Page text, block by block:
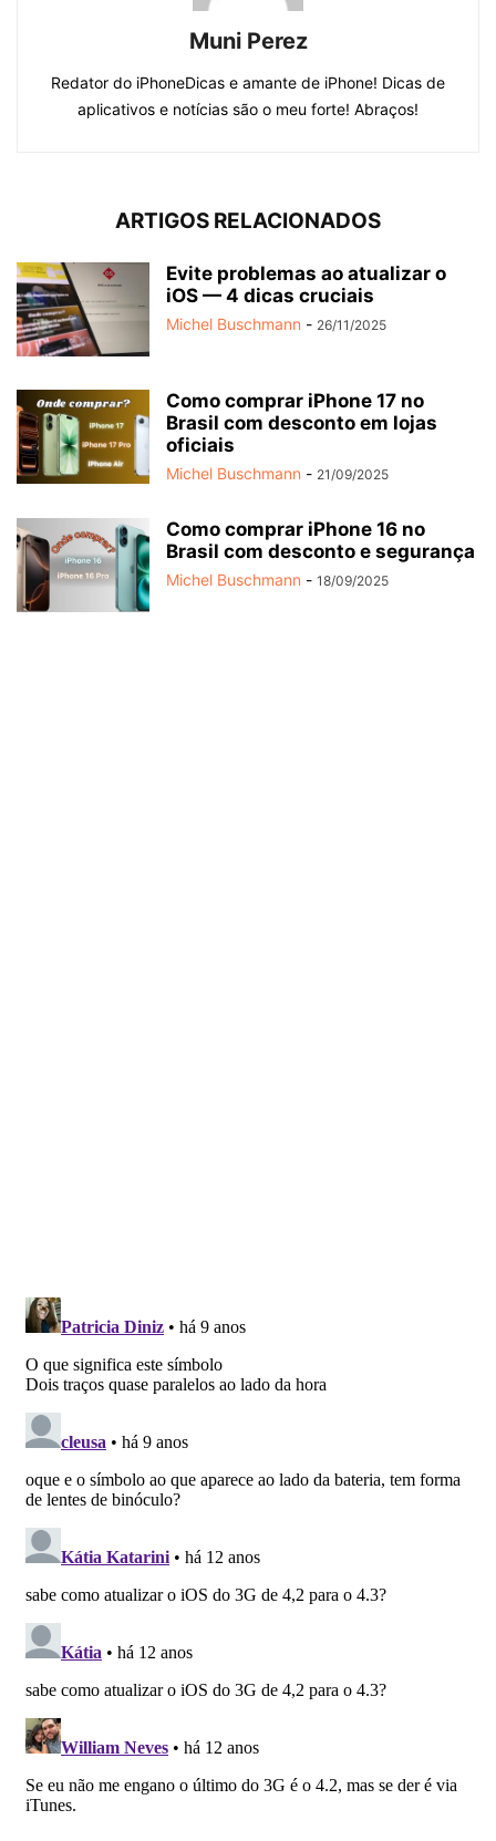
Muni Perez
Redator do iPhoneDicas e amante de iPhone! Dicas de
aplicativos e notícias são o meu forte! Abraços!
ARTIGOS RELACIONADOS
Evite problemas ao atualizar o
iOS — 4 dicas cruciais
Michel Buschmann - 26/11/2025
Como comprar iPhone 17 no
Brasil com desconto em lojas
oficiais
Michel Buschmann - 21/09/2025
Como comprar iPhone 16 no
Brasil com desconto e segurança
Michel Buschmann - 18/09/2025